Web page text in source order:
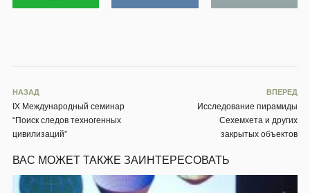
НАЗАД
IX Международный семинар
“Поиск следов техногенных
цивилизаций”
ВПЕРЕД
Исследование пирамиды
Сехемхета и других
закрытых объектов
ВАС МОЖЕТ ТАКЖЕ ЗАИНТЕРЕСОВАТЬ